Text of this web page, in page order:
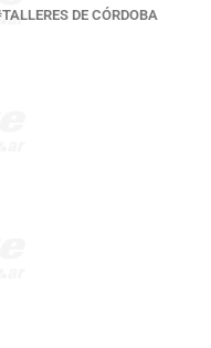
TALLERES DE CÓRDOBA